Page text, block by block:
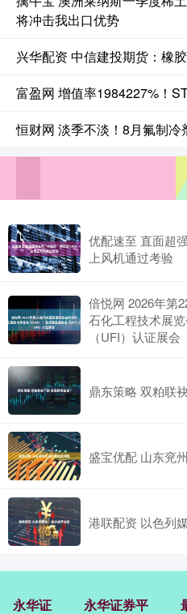
将冲击我出口优势
兴华配资 中信建投期货：橡
富盈网 增值率1984227%！
恒财网 淡季不淡！8月氟制冷
优配速至 直面超
上风机通过考验
倍悦网 2026年第
石化工程技术展
（UFI）认证展会
鼎东策略 双粕联
盛宝优配 山东兖
港联配资 以色列
永华证 永华证券平